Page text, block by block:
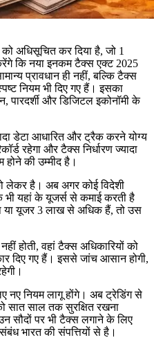
अधिसूचित कर दिया है, जो 1
कि नया इनकम टैक्स एक्ट 2025
प्रावधान ही नहीं, बल्कि टैक्स
नियम भी दिए गए हैं। इसका
और डिजिटल इकोनॉमी के
डेटा आधारित और ट्रैक करने योग्य
रहेगा और टैक्स निर्धारण ज्यादा
होने की उम्मीद है।
लेकर है। अब अगर कोई विदेशी
यहां के यूजर्स से कमाई करती है
यूजर 3 लाख से अधिक हैं, तो उस
होती, वहां टैक्स अधिकारियों को
दिए गए हैं। इससे जांच आसान होगी,
नए नियम लागू होंगे। अब ट्रेडिंग से
सात साल तक सुरक्षित रखना
उन सौदों पर भी टैक्स लगाने के लिए
भारत की संपत्तियों से है।